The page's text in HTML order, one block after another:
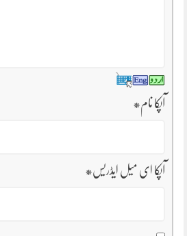
آپکا نام*
آپکا ای میل ایڈریس*